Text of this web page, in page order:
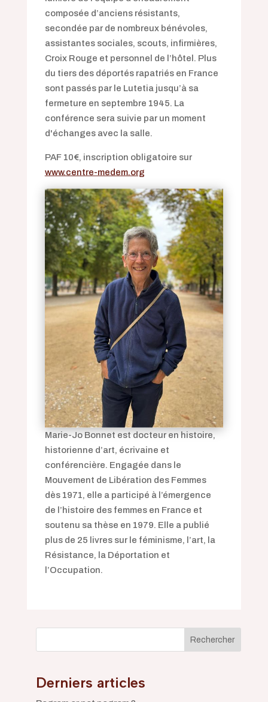
composée d’anciens résistants,
secondée par de nombreux bénévoles,
assistantes sociales, scouts, infirmières,
Croix Rouge et personnel de l’hôtel. Plus
du tiers des déportés rapatriés en France
sont passés par le Lutetia jusqu’à sa
fermeture en septembre 1945. La
conférence sera suivie par un moment
d'échanges avec la salle.
PAF 10€, inscription obligatoire sur
www.centre-medem.org
Marie-Jo Bonnet est docteur en histoire,
historienne d’art, écrivaine et
conférencière. Engagée dans le
Mouvement de Libération des Femmes
dès 1971, elle a participé à l’émergence
de l’histoire des femmes en France et
soutenu sa thèse en 1979. Elle a publié
plus de 25 livres sur le féminisme, l’art, la
Résistance, la Déportation et
l’Occupation.
Rechercher
Derniers articles